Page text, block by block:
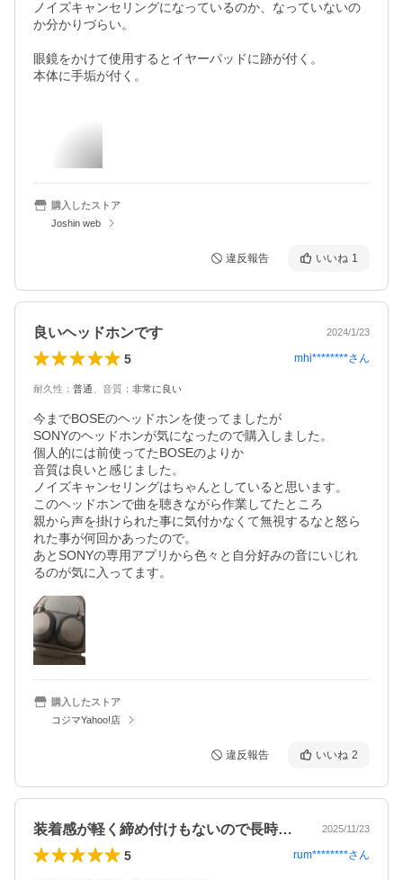
ノイズキャンセリングになっているのか、なっていないの
か分かりづらい。
眼鏡をかけて使用するとイヤーパッドに跡が付く。
本体に手垢が付く。
購入したストア
Joshin web
違反報告 いいね 1
良いヘッドホンです 2024/1/23
5 mhi********さん
耐久性 ： 普通 音質 ： 非常に良い
今までBOSEのヘッドホンを使ってましたが
SONYのヘッドホンが気になったので購入しました。
個人的には前使ってたBOSEのよりか
音質は良いと感じました。
ノイズキャンセリングはちゃんとしていると思います。
このヘッドホンで曲を聴きながら作業してたところ
親から声を掛けられた事に気付かなくて無視するなと怒ら
れた事が何回かあったので。
あとSONYの専用アプリから色々と自分好みの音にいじれ
るのが気に入ってます。
購入したストア
コジマYahoo!店
違反報告 いいね 2
装着感が軽く締め付けもないので長時間の… 2025/11/23
5 rum********さん